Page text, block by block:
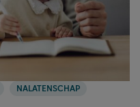
NALATENSCHAP